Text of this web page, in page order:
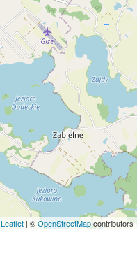
Leaflet | ©OpenStreetMapcontributors